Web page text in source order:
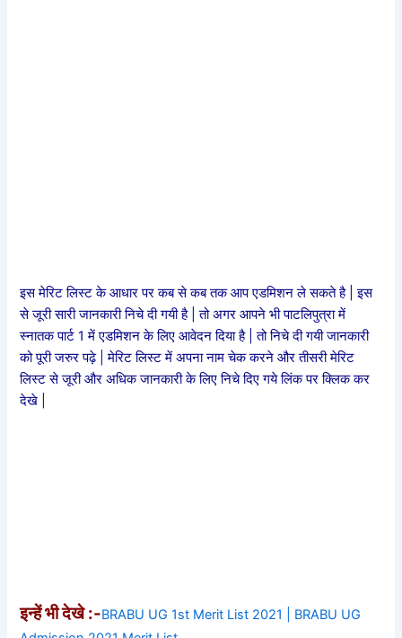
इस मेरिट लिस्ट के आधार पर कब से कब तक आप एडमिशन ले सकते है | इस
से जूरी सारी जानकारी निचे दी गयी है | तो अगर आपने भी पाटलिपुत्रा में
स्नातक पार्ट 1 में एडमिशन के लिए आवेदन दिया है | तो निचे दी गयी जानकारी
को पूरी जरुर पढ़े | मेरिट लिस्ट में अपना नाम चेक करने और तीसरी मेरिट
लिस्ट से जूरी और अधिक जानकारी के लिए निचे दिए गये लिंक पर क्लिक कर
देखे |
इन्हें भी देखे :-BRABU UG 1st Merit List 2021 | BRABU UG